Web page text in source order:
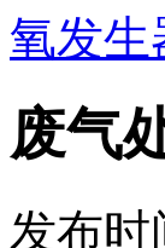
氧发生
废气
发布时